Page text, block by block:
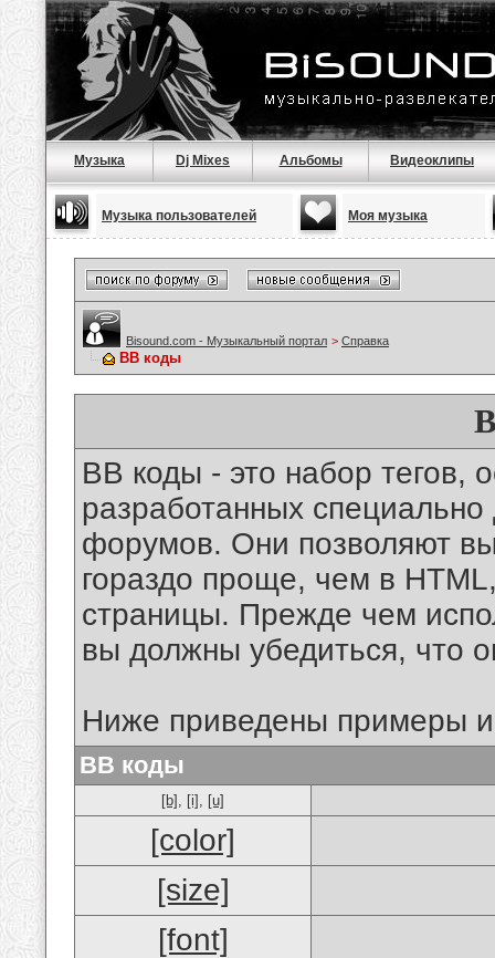
Музыка Dj Mixes Альбомы Видеоклипы
Музыка пользователей Моя музыка
Bisound.com - Музыкальный портал > Справка
BB коды
BB коды - это набор тегов,
разработанных
форумов. Они позволяют
гораздо проще, чем в
страницы. Прежде чем
вы должны убедиться, что
Ниже приведены примеры
BB коды
[b] , [i] , [u]
[color]
[size]
[font]